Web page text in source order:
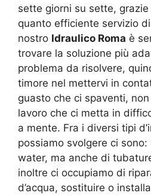
sette giorni su sette,
quanto efficiente servizio
nostro Idraulico Roma è
trovare la soluzione più
problema da risolvere,
timore nel mettervi in
guasto che ci spaventi, non
lavoro che ci metta in
a mente. Fra i diversi tipi
possiamo svolgere ci
water, ma anche di
inoltre ci occupiamo di
d’acqua, sostituire o